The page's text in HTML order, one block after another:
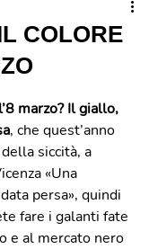
COLORE
su 5.
marzo? Il giallo,
, che quest’anno
siccità, a
«Una
persa», quindi
fare i galanti fate
e al mercato nero